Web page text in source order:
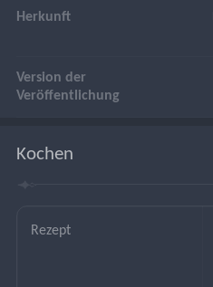
Herkunft
Version der
Veröffentlichung
Kochen
Rezept